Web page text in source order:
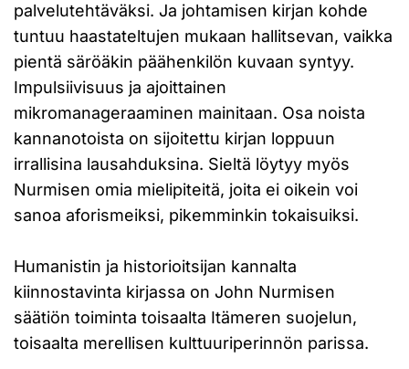
palvelutehtäväksi. Ja johtamisen kirjan kohde
tuntuu haastateltujen mukaan hallitsevan, vaikka
pientä säröäkin päähenkilön kuvaan syntyy.
Impulsiivisuus ja ajoittainen
mikromanageraaminen mainitaan. Osa noista
kannanotoista on sijoitettu kirjan loppuun
irrallisina lausahduksina. Sieltä löytyy myös
Nurmisen omia mielipiteitä, joita ei oikein voi
sanoa aforismeiksi, pikemminkin tokaisuiksi.
Humanistin ja historioitsijan kannalta
kiinnostavinta kirjassa on John Nurmisen
säätiön toiminta toisaalta Itämeren suojelun,
toisaalta merellisen kulttuuriperinnön parissa.